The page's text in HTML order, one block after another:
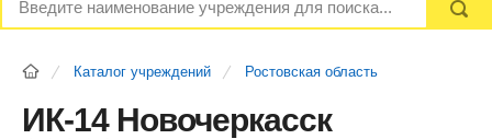
НОВОСТИ БЛОГ АДВОКАТЫ
Каталог учреждений Ростовская область
ИК-14 Новочеркасск